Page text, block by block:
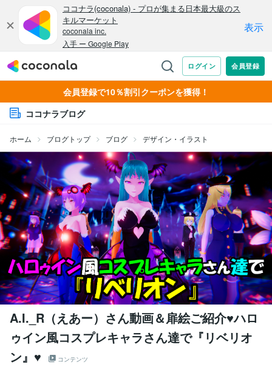
会員登録で10％割引クーポンを獲得！
ココナラブログ
ホーム ブログトップ ブログ デザイン・イラスト
A.I._R（えあー）さん動画＆扉絵ご紹介♥ハロ
ゥイン風コスプレキャラさん達で『リベリオ
ン』♥
コンテンツ